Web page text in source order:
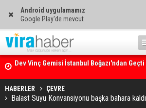
Android uygulamamız
Google Play'de mevcut
Ege Denizi’nin En Büyük Mercan Ormanı
HABERLER ÇEVRE
Balast Suyu Konvansiyonu başka bahara kaldı